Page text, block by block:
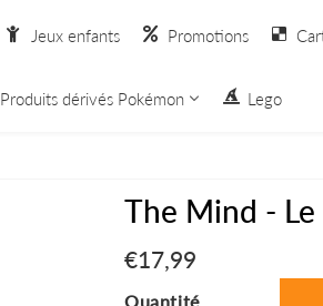
Jeux enfants Promotions
Produits dérivés Pokémon Lego
The Mind -
€17,99
Quantité